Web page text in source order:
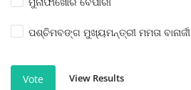
ପଶ୍ଚିମବଙ୍ଗ ମୁଖ୍ୟମନ୍ତ୍ରୀ ମମତା ବାନାର୍ଜୀ
Vote View Results